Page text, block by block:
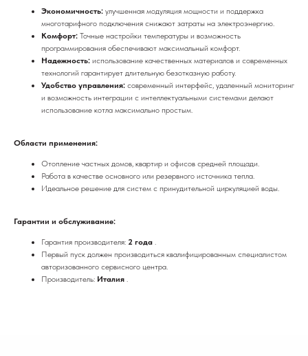
Экономичность: улучшенная модуляция мощности и поддержка
многотарифного подключения снижают затраты на электроэнергию.
Комфорт: Точные настройки температуры и возможность
программирования обеспечивают максимальный комфорт.
Надежность: использование качественных материалов и современных
технологий гарантирует длительную безотказную работу.
Удобство управления: современный интерфейс, удаленный мониторинг
и возможность интеграции с интеллектуальными системами делают
использование котла максимально простым.
Области применения:
Отопление частных домов, квартир и офисов средней площади.
Работа в качестве основного или резервного источника тепла.
Идеальное решение для систем с принудительной циркуляцией воды.
Гарантии и обслуживание:
Гарантия производителя: 2 года .
Первый пуск должен производиться квалифицированным специалистом
авторизованного сервисного центра.
Производитель: Италия .